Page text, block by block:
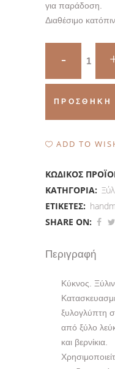
για παράδοση.
Διαθέσιμο
Σανίδα
κοπής
quantity
ΠΡΟΣΘΉΚΗ
ADD TO
ΚΩΔΙΚΌΣ
ΚΑΤΗΓΟΡΊΑ:
ΕΤΙΚΈΤΕΣ:
SHARE ON:
Περιγραφή
Κύκνος.
ξυλογλύπτη
από ξύλο
και βερνίκια.